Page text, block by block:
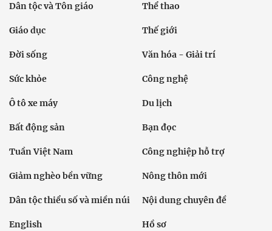
Dân tộc và Tôn giáo Thể thao
Giáo dục Thế giới
Đời sống Văn hóa - Giải trí
Sức khỏe Công nghệ
Ô tô xe máy Du lịch
Bất động sản Bạn đọc
Tuần Việt Nam Công nghiệp hỗ trợ
Giảm nghèo bền vững Nông thôn mới
Dân tộc thiểu số và miền núi Nội dung chuyên đề
English Hồ sơ